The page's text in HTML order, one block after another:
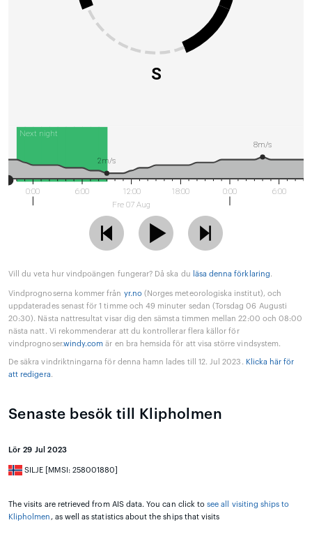
S
Next night
0:00 6:00
12:00
Fre 07 Aug
18:00 0:00 6:00
8m/s
2m/s
Vill du veta hur vindpoängen fungerar? Då ska du läsa denna förklaring.
Vindprognoserna kommer från yr.no (Norges meteorologiska institut), och
uppdaterades senast för 1 timme och 49 minuter sedan (Torsdag 06 Augusti
20:30). Nästa nattresultat visar dig den sämsta timmen mellan 22:00 och 08:00
nästa natt. Vi rekommenderar att du kontrollerar flera källor för
vindprognoser.windy.com är en bra hemsida för att visa större vindsystem.
De säkra vindriktningarna för denna hamn lades till 12. Jul 2023. Klicka här för
att redigera.
Senaste besök till Klipholmen
Lör 29 Jul 2023
SILJE [MMSI: 258001880]
The visits are retrieved from AIS data. You can click tosee all visiting ships to
Klipholmen , as well as statistics about the ships that visits